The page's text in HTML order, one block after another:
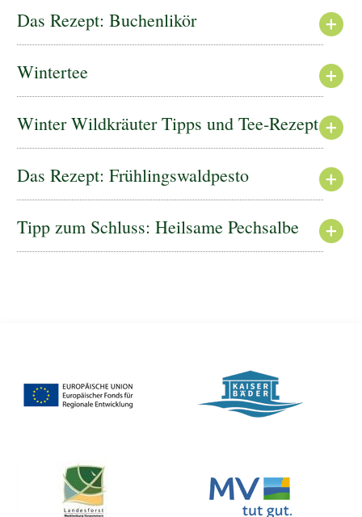
Das Rezept: Buchenlikör
Wintertee
Winter Wildkräuter Tipps und Tee-Rezept
Das Rezept: Frühlingswaldpesto
Tipp zum Schluss: Heilsame Pechsalbe